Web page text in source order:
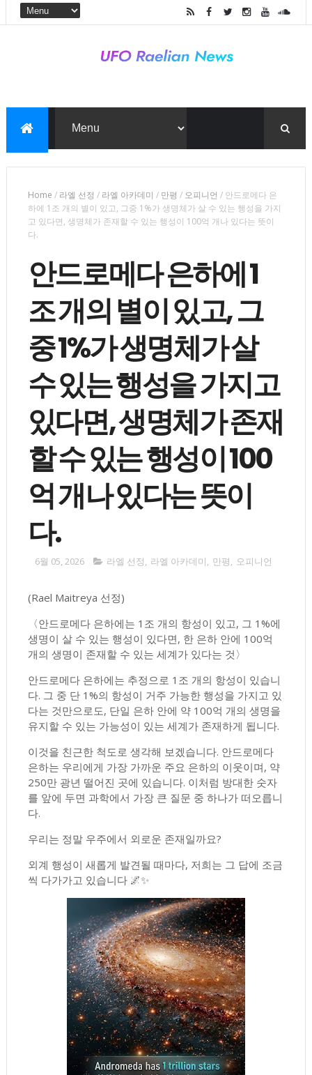
Home / 라엘 선정 / 라엘 아카데미 / 만평 / 오피니언 / 안드로메다 은
하에 1조 개의 별이 있고, 그중 1%가 생명체가 살 수 있는 행성을 가지
고 있다면, 생명체가 존재할 수 있는 행성이 100억 개나 있다는 뜻이
다.
안드로메다 은하에 1
조 개의 별이 있고, 그
중 1%가 생명체가 살
수 있는 행성을 가지고
있다면, 생명체가 존재
할 수 있는 행성이 100
억 개나 있다는 뜻이
다.
6월 05, 2026 라엘 선정, 라엘 아카데미, 만평, 오피니언
(Rael Maitreya 선정)
〈안드로메다 은하에는 1조 개의 항성이 있고, 그 1%에
생명이 살 수 있는 행성이 있다면, 한 은하 안에 100억
개의 생명이 존재할 수 있는 세계가 있다는 것〉
안드로메다 은하에는 추정으로 1조 개의 항성이 있습니
다. 그 중 단 1%의 항성이 거주 가능한 행성을 가지고 있
다는 것만으로도, 단일 은하 안에 약 100억 개의 생명을
유지할 수 있는 가능성이 있는 세계가 존재하게 됩니다.
이것을 친근한 척도로 생각해 보겠습니다. 안드로메다
은하는 우리에게 가장 가까운 주요 은하의 이웃이며, 약
250만 광년 떨어진 곳에 있습니다. 이처럼 방대한 숫자
를 앞에 두면 과학에서 가장 큰 질문 중 하나가 떠오릅니
다.
우리는 정말 우주에서 외로운 존재일까요?
외계 행성이 새롭게 발견될 때마다, 저희는 그 답에 조금
씩 다가가고 있습니다 🌌✨